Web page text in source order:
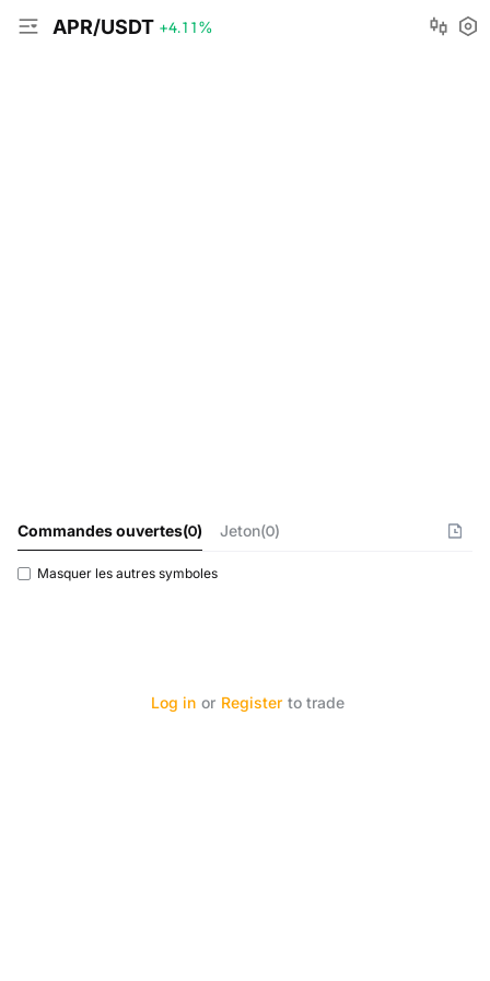
APR/USDT +4.11%
Commandes ouvertes(0) Jeton(0)
Masquer les autres symboles
Log in or Register to trade